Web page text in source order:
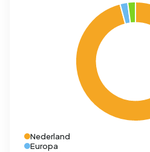
Nederland
Europa